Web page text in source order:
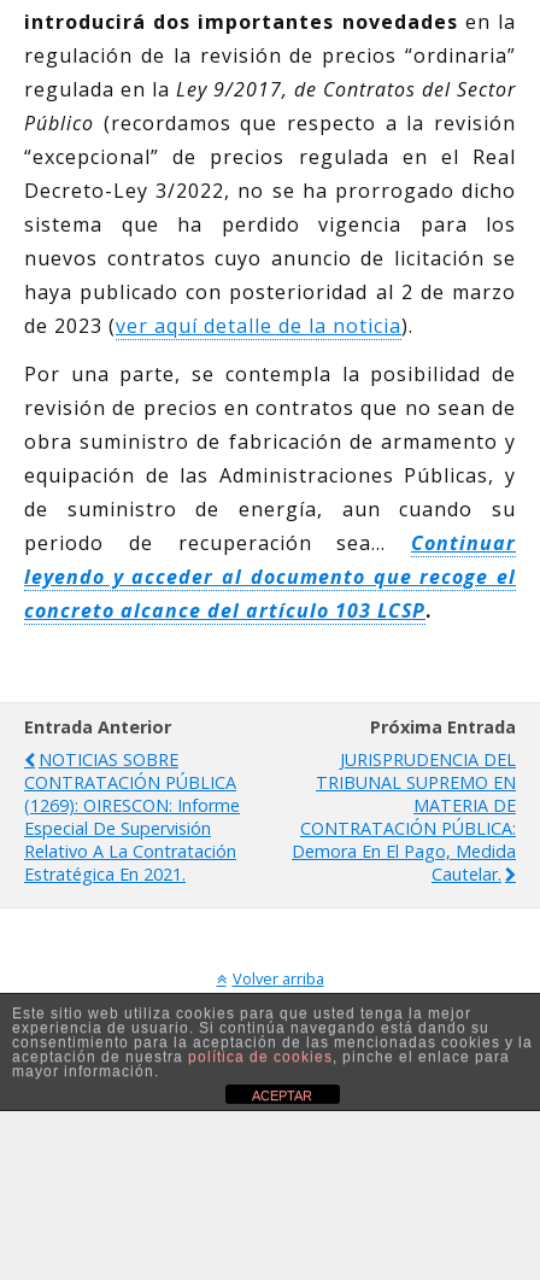
introducirá dos importantes novedades en la
regulación de la revisión de precios “ordinaria”
regulada en la Ley 9/2017, de Contratos del Sector
Público (recordamos que respecto a la revisión
“excepcional” de precios regulada en el Real
Decreto-Ley 3/2022, no se ha prorrogado dicho
sistema que ha perdido vigencia para los
nuevos contratos cuyo anuncio de licitación se
haya publicado con posterioridad al 2 de marzo
de 2023 (ver aquí detalle de la noticia).
Por una parte, se contempla la posibilidad de
revisión de precios en contratos que no sean de
obra suministro de fabricación de armamento y
equipación de las Administraciones Públicas, y
de suministro de energía, aun cuando su
periodo de recuperación sea…
Continuar
leyendo y acceder al documento que recoge el
concreto alcance del artículo 103 LCSP.
Entrada Anterior
NOTICIAS SOBRE
CONTRATACIÓN PÚBLICA
(1269): OIRESCON: Informe
Especial De Supervisión
Relativo A La Contratación
Estratégica En 2021.
Próxima Entrada
JURISPRUDENCIA DEL
TRIBUNAL SUPREMO EN
MATERIA DE
CONTRATACIÓN PÚBLICA:
Demora En El Pago, Medida
Cautelar.
Volver arriba
Móvil Escritorio
Este sitio web utiliza cookies para que usted tenga la mejor
experiencia de usuario. Si continúa navegando está dando su
consentimiento para la aceptación de las mencionadas cookies y la
aceptación de nuestra política de cookies, pinche el enlace para
mayor información.
ACEPTAR